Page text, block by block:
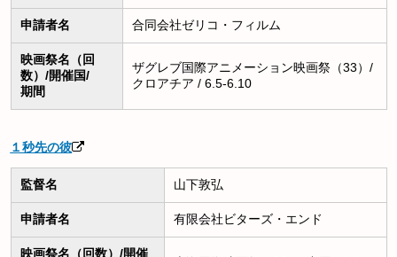
申請者名 合同会社ゼリコ・フィルム
映画祭名（回
数）/開催国/
期間
ザグレブ国際アニメーション映画祭（33）/
クロアチア / 6.5-6.10
１秒先の彼
監督名 山下敦弘
申請者名 有限会社ビターズ・エンド
映画祭名（回数）/開催